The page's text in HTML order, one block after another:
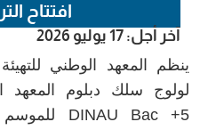
افتتاح
آخر أجل: 17 يوليو 2026
لولوج سلك دبلوم المعهد